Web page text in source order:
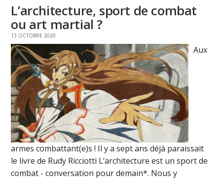
L’architecture, sport de combat
ou art martial ?
13 OCTOBRE 2020
Aux
armes combattant(e)s ! Il y a sept ans déjà paraissait
le livre de Rudy Ricciotti L’architecture est un sport de
combat - conversation pour demain*. Nous y